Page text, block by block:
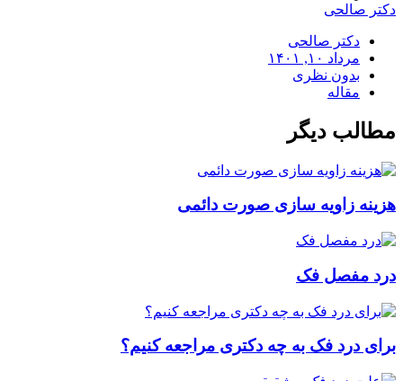
دکتر صالحی
دکتر صالحی
مرداد ۱۰, ۱۴۰۱
بدون نظری
مقاله
مطالب دیگر
هزینه زاویه سازی صورت دائمی
درد مفصل فک
برای درد فک به چه دکتری مراجعه کنیم؟